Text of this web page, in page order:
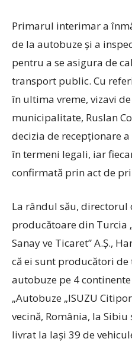
Primarul interimar a
de la autobuze și a
pentru a se asigura de
transport public. Cu
în ultima vreme, vizavi
municipalitate, Ruslan
decizia de recepționare
în termeni legali, iar
confirmată prin act de
La rândul său, directorul
producătoare din Turcia
Sanay ve Ticaret” A.Ș.,
că ei sunt producători
autobuze pe 4
„Autobuze „ISUZU
vecină, România, la
livrat la Iași 39 de